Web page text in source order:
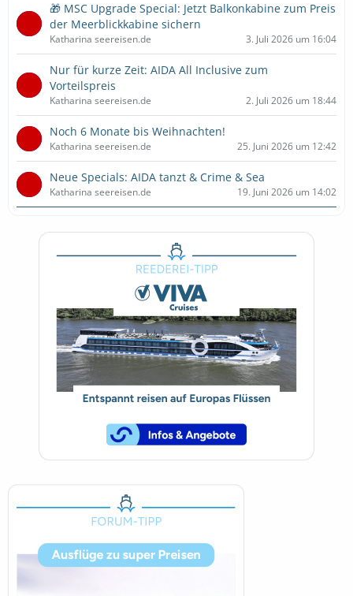
🎁 MSC Upgrade Special: Jetzt Balkonkabine zum Preis
der Meerblickkabine sichern
Katharina seereisen.de 3. Juli 2026 um 16:04
Nur für kurze Zeit: AIDA All Inclusive zum
Vorteilspreis
Katharina seereisen.de 2. Juli 2026 um 18:44
Noch 6 Monate bis Weihnachten!
Katharina seereisen.de 25. Juni 2026 um 12:42
Neue Specials: AIDA tanzt & Crime & Sea
Katharina seereisen.de 19. Juni 2026 um 14:02